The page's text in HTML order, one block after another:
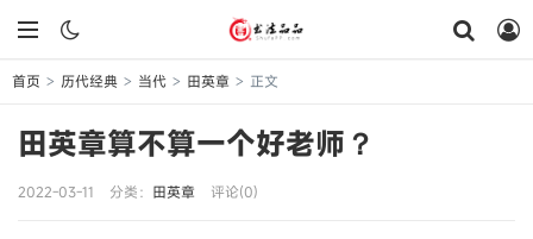
首页 > 历代经典 > 当代 > 田英章 > 正文
田英章算不算一个好老师？
2022-03-11 分类： 田英章 评论(0)